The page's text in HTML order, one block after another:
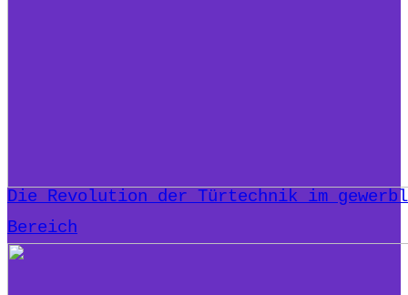
Die Revolution der Türtechnik im
Bereich